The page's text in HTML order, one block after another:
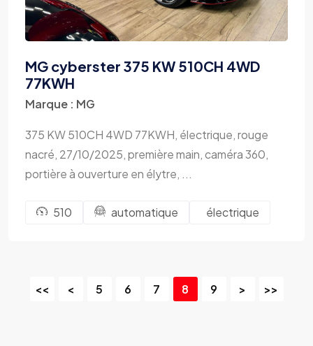
MG cyberster 375 KW 510CH 4WD
77KWH
Marque : MG
375 KW 510CH 4WD 77KWH, électrique, rouge
nacré, 27/10/2025, première main, caméra 360,
portière à ouverture en élytre, ...
510 automatique électrique
<< < 5 6 7 8 9 > >>